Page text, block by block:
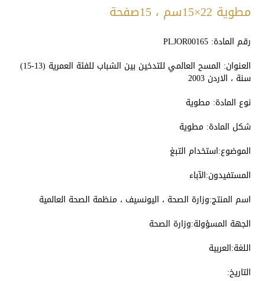
مطوية 22×15سم ، 15صفحة
رقم المادة: PLJOR00165
العنوان:
المسح العالمي للتدخين بين الشباب للفئة العمرية (13-15)
سنة ، الاردن 2003
نوع المادة: مطوية
شكل المادة: مطوية
الموضوع:استخدام التبغ
المستفيدون:الآباء
اسم المنتج:وزارة الصحة ، اليونسيف ، منظمة الصحة العالمية
الجهة المسؤولة:وزارة الصحة
اللغة:العربية
التاريخ: